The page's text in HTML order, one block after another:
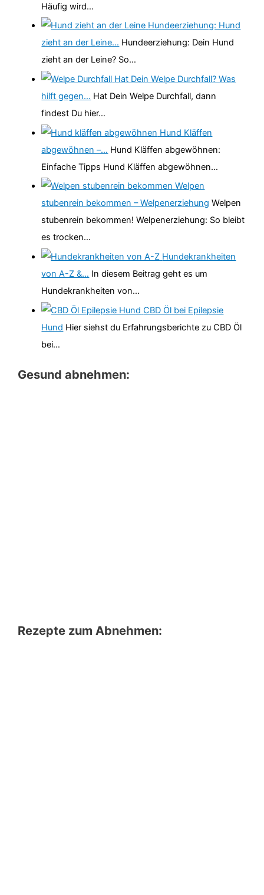
Häufig wird…
Hundeerziehung: Hund
zieht an der Leine… Hundeerziehung: Dein Hund
zieht an der Leine? So…
Hat Dein Welpe Durchfall? Was
hilft gegen… Hat Dein Welpe Durchfall, dann
findest Du hier…
Hund Kläffen
abgewöhnen –… Hund Kläffen abgewöhnen:
Einfache Tipps Hund Kläffen abgewöhnen…
Welpen
stubenrein bekommen – Welpenerziehung Welpen
stubenrein bekommen! Welpenerziehung: So bleibt
es trocken…
Hundekrankheiten
von A-Z &… In diesem Beitrag geht es um
Hundekrankheiten von…
CBD Öl bei Epilepsie
Hund Hier siehst du Erfahrungsberichte zu CBD Öl
bei…
Gesund abnehmen:
Rezepte zum Abnehmen: